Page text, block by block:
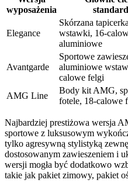
wyposażenia
Elegance
Skórzana
wstawki, 16-
aluminiowe
Avantgarde
Sportowe
aluminiowe
calowe felgi
AMG Line
Body kit AMG,
fotele, 18-calowe
Najbardziej prestiżowa wersja
sportowe z luksusowym
tylko agresywną stylistyką
dostosowanym zawieszeniem i
wersji mogła być dodatkowo
takie jak pakiet zimowy, pakiet